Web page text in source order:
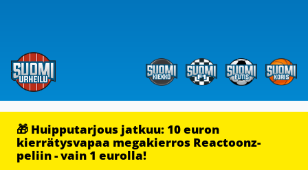
🎁 Huipputarjous jatkuu: 10 euron
kierrätysvapaa megakierros Reactoonz-
peliin - vain 1 eurolla!